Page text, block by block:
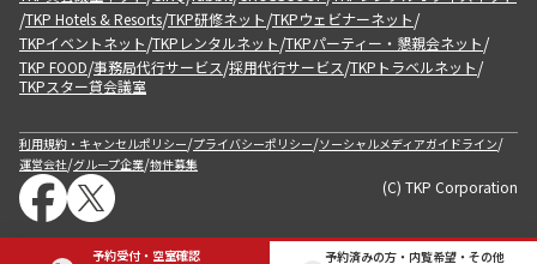
予約受付・空室確認 予約済みの方・内覧希望・その他
/TKP Hotels & Resorts/TKP研修ネット/TKPウェビナーネット/
TKPイベントネット/TKPレンタルネット/TKPパーティー・懇親会ネット/
TKP FOOD/事務局代行サービス/採用代行サービス/TKPトラベルネット/
TKPスター貸会議室
利用規約・キャンセルポリシー/プライバシーポリシー/ソーシャルメディアガイドライン/
運営会社/グループ企業/物件募集
(C) TKP Corporation